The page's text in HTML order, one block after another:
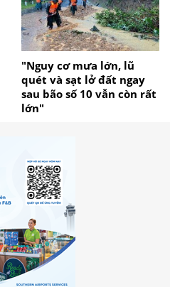
"Nguy cơ mưa lớn, lũ
quét và sạt lở đất ngay
sau bão số 10 vẫn còn rất
lớn"